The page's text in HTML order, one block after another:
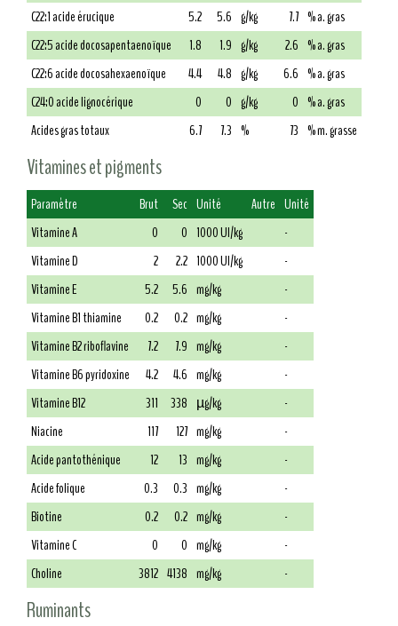
C22:1 acide érucique
5.2 5.6 g/kg 7.7 % a. gras
C22:5 acide docosapentaenoïque
1.8 1.9 g/kg 2.6 % a. gras
C22:6 acide docosahexaenoïque
4.4 4.8 g/kg 6.6 % a. gras
C24:0 acide lignocérique
0 0 g/kg 0 % a. gras
Acides gras totaux
6.7 7.3 % 73 % m. grasse
Vitamines et pigments
Paramètre Brut Sec Unité Autre Unité
Vitamine A
0 0 1000 UI/kg
-
Vitamine D
2 2.2 1000 UI/kg
-
Vitamine E
5.2 5.6 mg/kg
-
Vitamine B1 thiamine
0.2 0.2 mg/kg
-
Vitamine B2 riboflavine
7.2 7.9 mg/kg
-
Vitamine B6 pyridoxine
4.2 4.6 mg/kg
-
Vitamine B12
311 338 µg/kg
-
Niacine
117 127 mg/kg
-
Acide pantothénique
12 13 mg/kg
-
Acide folique
0.3 0.3 mg/kg
-
Biotine
0.2 0.2 mg/kg
-
Vitamine C
0 0 mg/kg
-
Choline
3812 4138 mg/kg -
Ruminants